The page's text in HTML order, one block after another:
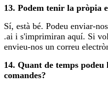
13. Podem tenir la pròpia
Sí, està bé. Podeu enviar-
.ai i s'imprimiran aquí. Si
envieu-nos un correu
14. Quant de temps
comandes?